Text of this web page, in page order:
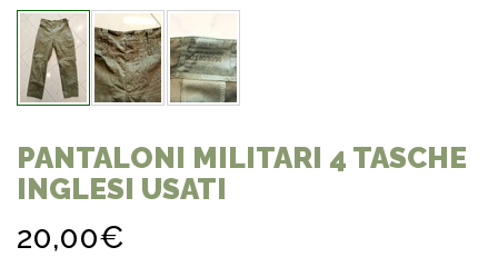
PANTALONI MILITARI 4 TASCHE
INGLESI USATI
20,00€